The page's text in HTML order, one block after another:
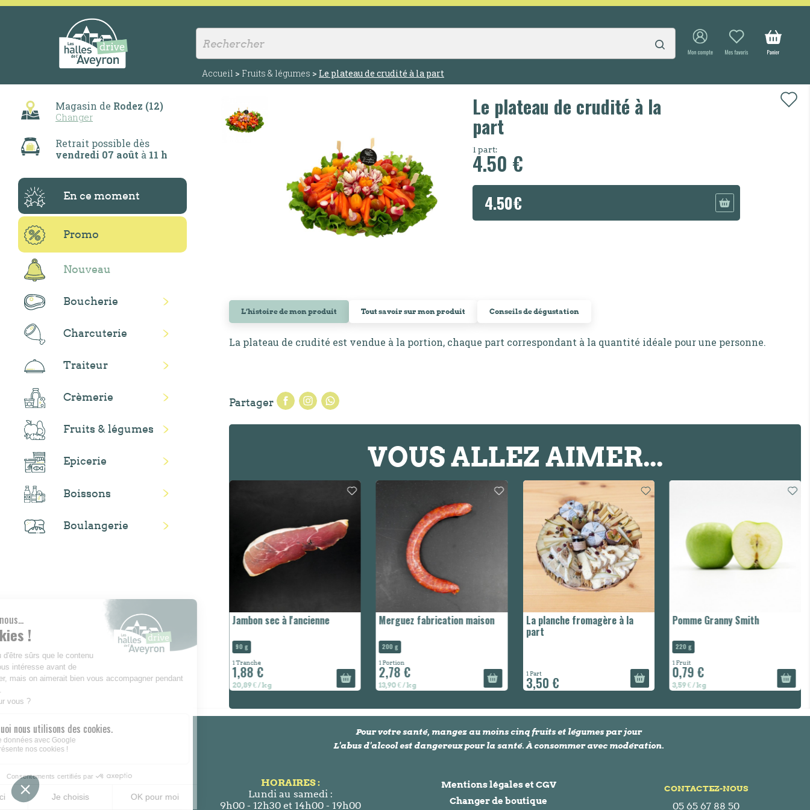
Accueil > Fruits & légumes > Le plateau de crudité à la part
Magasin de Rodez (12)
Changer
Retrait possible dès
vendredi 07 août à 11 h
En ce moment
Promo
Nouveau
Boucherie
Charcuterie
Traiteur
Crèmerie
Fruits & légumes
Epicerie
Boissons
Boulangerie
Le plateau de crudité à la
part
1 part:
4.50 €
4.50€
L’histoire de mon produit Tout savoir sur mon produit Conseils de dégustation
La plateau de crudité est vendue à la portion, chaque part correspondant à la quantité idéale pour une personne.
Partager
VOUS ALLEZ AIMER...
Banane Jambon sec à l'ancienne
90 g
1 Tranche
1,88 €
20,89 € / kg
Merguez fabrication maison
200 g
1 Portion
2,78 €
13,90 € / kg
La planche fromagère à la
part
1 Part
3,50 €
Pomme Granny Smith
220 g
1 Fruit
0,79 €
3,59 € / kg
Pour votre santé, mangez au moins cinq fruits et légumes par jour
L'abus d'alcool est dangereux pour la santé. À consommer avec modération.
HORAIRES :
Lundi au samedi :
9h00 - 12h30 et 14h00 - 19h00
Mentions légales et CGV
Changer de boutique
CONTACTEZ-NOUS
05 65 67 88 50